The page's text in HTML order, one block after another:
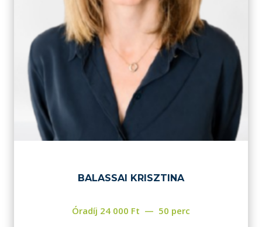
BALASSAI KRISZTINA
Óradíj 24 000 Ft 50 perc